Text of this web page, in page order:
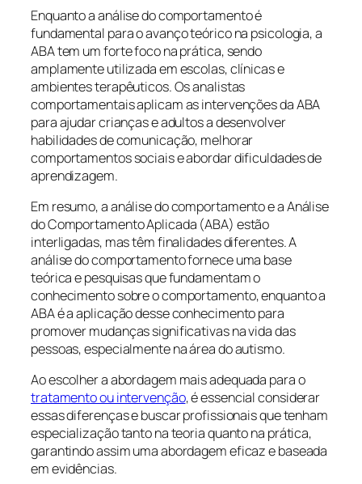
Enquanto a análise do comportamento é
fundamental para o avanço teórico na psicologia, a
ABA tem um forte foco na prática, sendo
amplamente utilizada em escolas, clínicas e
ambientes terapêuticos. Os analistas
comportamentais aplicam as intervenções da ABA
para ajudar crianças e adultos a desenvolver
habilidades de comunicação, melhorar
comportamentos sociais e abordar dificuldades de
aprendizagem.
Em resumo, a análise do comportamento e a Análise
do Comportamento Aplicada (ABA) estão
interligadas, mas têm finalidades diferentes. A
análise do comportamento fornece uma base
teórica e pesquisas que fundamentam o
conhecimento sobre o comportamento, enquanto a
ABA é a aplicação desse conhecimento para
promover mudanças significativas na vida das
pessoas, especialmente na área do autismo.
Ao escolher a abordagem mais adequada para o
tratamento ou intervenção, é essencial considerar
essas diferenças e buscar profissionais que tenham
especialização tanto na teoria quanto na prática,
garantindo assim uma abordagem eficaz e baseada
em evidências.